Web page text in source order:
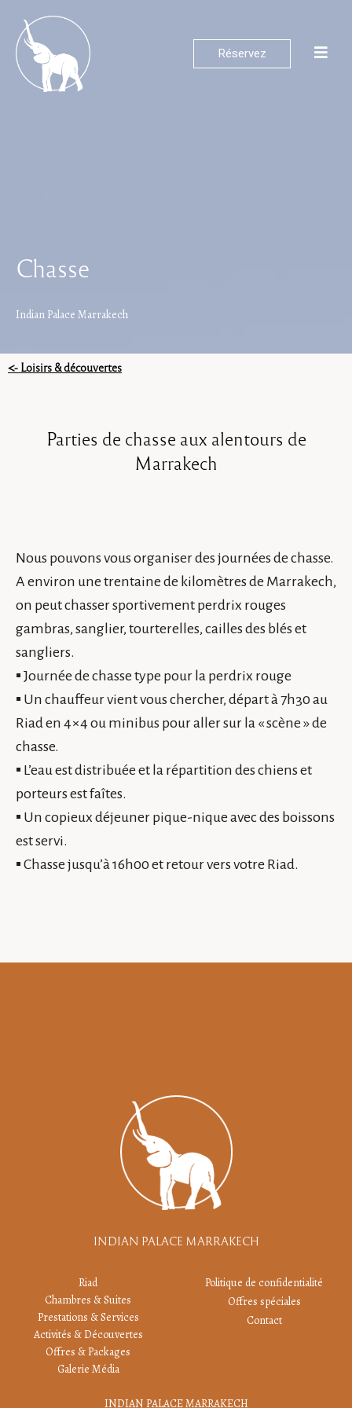
Réservez
Chasse
Indian Palace Marrakech
<- Loisirs & découvertes
Parties de chasse aux alentours de
Marrakech
Nous pouvons vous organiser des journées de chasse.
A environ une trentaine de kilomètres de Marrakech,
on peut chasser sportivement perdrix rouges
gambras, sanglier, tourterelles, cailles des blés et
sangliers.
▪ Journée de chasse type pour la perdrix rouge
▪ Un chauffeur vient vous chercher, départ à 7h30 au
Riad en 4×4 ou minibus pour aller sur la « scène » de
chasse.
▪ L’eau est distribuée et la répartition des chiens et
porteurs est faîtes.
▪ Un copieux déjeuner pique-nique avec des boissons
est servi.
▪ Chasse jusqu’à 16h00 et retour vers votre Riad.
INDIAN PALACE MARRAKECH
Riad
Chambres & Suites
Prestations & Services
Activités & Découvertes
Offres & Packages
Galerie Média
Politique de confidentialité
Offres spéciales
Contact
INDIAN PALACE MARRAKECH